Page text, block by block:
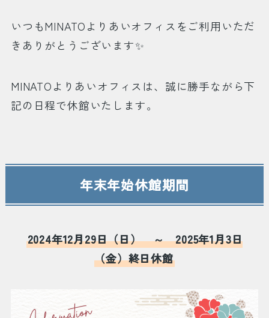
いつもMINATOよりあいオフィスをご利用いただ
きありがとうございます✨
MINATOよりあいオフィスは、誠に勝手ながら下
記の日程で休館いたします。
年末年始休館期間
2024年12月29日（日） ～ 2025年1月3日
（金）終日休館